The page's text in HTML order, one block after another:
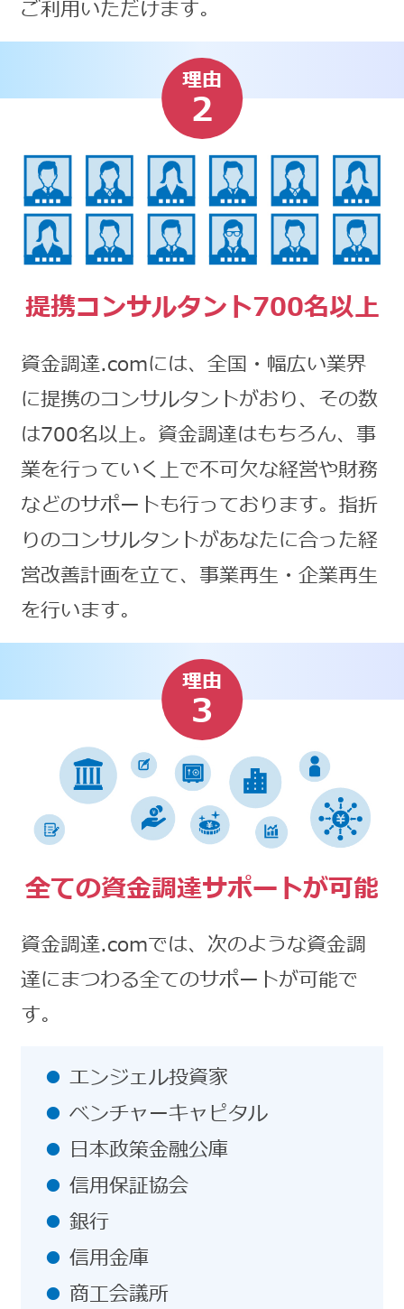
ご利用いただけます。
理由
2
提携コンサルタント700名以上
資金調達.comには、全国・幅広い業界
に提携のコンサルタントがおり、その数
は700名以上。資金調達はもちろん、事
業を行っていく上で不可欠な経営や財務
などのサポートも行っております。指折
りのコンサルタントがあなたに合った経
営改善計画を立て、事業再生・企業再生
を行います。
理由
3
全ての資金調達サポートが可能
資金調達.comでは、次のような資金調
達にまつわる全てのサポートが可能で
す。
エンジェル投資家
ベンチャーキャピタル
日本政策金融公庫
信用保証協会
銀行
信用金庫
商工会議所